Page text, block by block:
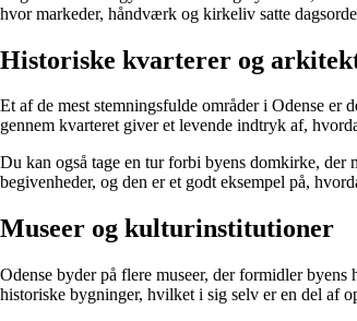
hvor markeder, håndværk og kirkeliv satte
Historiske kvarterer og
Et af de mest stemningsfulde områder i Odense
gennem kvarteret giver et levende indtryk af,
Du kan også tage en tur forbi byens domkirke,
begivenheder, og den er et godt eksempel på,
Museer og kulturinstitutioner
Odense byder på flere museer, der formidler
historiske bygninger, hvilket i sig selv er en del af